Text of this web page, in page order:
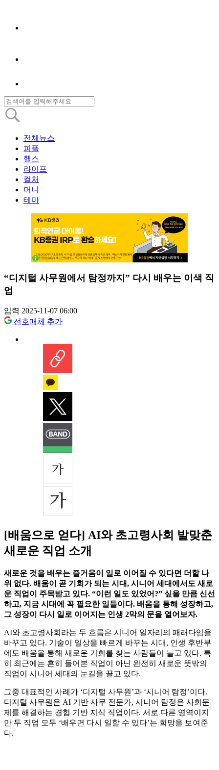
전체뉴스
피플
헬스
라이프
컬처
머니
테마
“디지털 사무원에서 탐정까지” 다시 배우는 이색 직
업
입력 2025-11-07 06:00
선호매체 추가
[배움으로 얻다] AI와 초고령사회 발맞춘
새로운 직업 소개
새로운 것을 배우는 즐거움이 일로 이어질 수 있다면 더할 나
위 없다. 배움이 곧 기회가 되는 시대, 시니어 세대에서도 새로
운 직업이 주목받고 있다. “이런 일도 있었어?” 싶을 만큼 신선
하고, 지금 시대에 꼭 필요한 일들이다. 배움을 통해 성장하고,
그 성장이 다시 일로 이어지는 인생 2막의 문을 열어보자.
AI와 초고령사회라는 두 흐름은 시니어 일자리의 패러다임을
바꾸고 있다. 기술이 일상을 빠르게 바꾸는 시대, 인생 후반부
에도 배움을 통해 새로운 기회를 찾는 사람들이 늘고 있다. 특
히 최근에는 흔히 들어본 직업이 아닌 완전히 새로운 뜻밖의
직업이 시니어 세대의 눈길을 끌고 있다.
그중 대표적인 사례가 ‘디지털 사무원’과 ‘시니어 탐정’이다.
디지털 사무원은 AI 기반 사무 전문가, 시니어 탐정은 사회문
제를 해결하는 경험 기반 지식 직업이다. 서로 다른 영역이지
만 두 직업 모두 ‘배우면 다시 일할 수 있다’는 희망을 보여준
다.